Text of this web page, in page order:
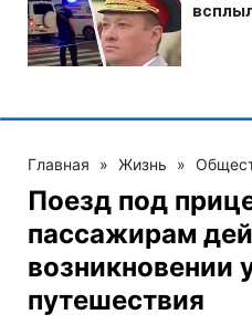
Главная » Жизнь »
Поезд под
пассажирам
возникновении
путешествия